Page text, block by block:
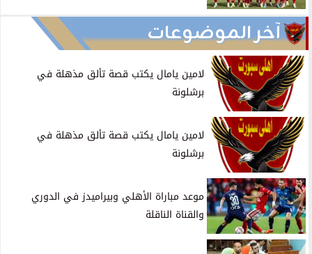
آخر الموضوعات
لامين يامال يكتب قصة تألق مذهلة في
برشلونة
لامين يامال يكتب قصة تألق مذهلة في
برشلونة
موعد مباراة الأهلي وبيراميدز في الدوري
والقناة الناقلة